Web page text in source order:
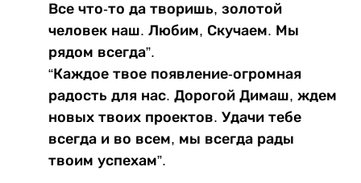
Все что-то да творишь, золотой
человек наш. Любим, Скучаем. Мы
рядом всегда”.
“Каждое твое появление-огромная
радость для нас. Дорогой Димаш, ждем
новых твоих проектов. Удачи тебе
всегда и во всем, мы всегда рады
твоим успехам”.